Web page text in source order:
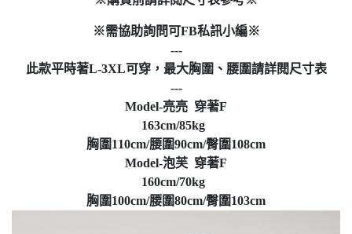
※需協助詢問可FB私訊小編※
---
此款平時著L-3XL可穿，最大胸圍、腰圍請詳閱尺寸表
---
Model-亮亮 穿著F
163cm/85kg
胸圍110cm/腰圍90cm/臀圍108cm
Model-泡芙 穿著F
160cm/70kg
胸圍100cm/腰圍80cm/臀圍103cm